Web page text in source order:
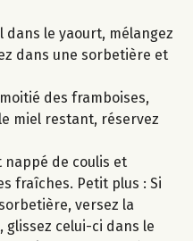
dans le yaourt, mélangez
dans une sorbetière et
des framboises,
miel restant, réservez
nappé de coulis et
fraîches. Petit plus : Si
versez la
celui-ci dans le